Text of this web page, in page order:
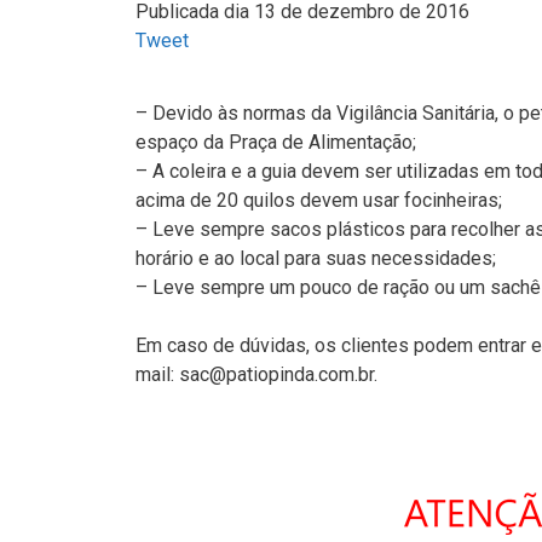
Publicada dia 13 de dezembro de 2016
Tweet
– Devido às normas da Vigilância Sanitária, o
espaço da Praça de Alimentação;
– A coleira e a guia devem ser utilizadas em
acima de 20 quilos devem usar focinheiras;
– Leve sempre sacos plásticos para recolher
horário e ao local para suas necessidades;
– Leve sempre um pouco de ração ou um
Em caso de dúvidas, os clientes podem entrar
mail: sac@patiopinda.com.br.